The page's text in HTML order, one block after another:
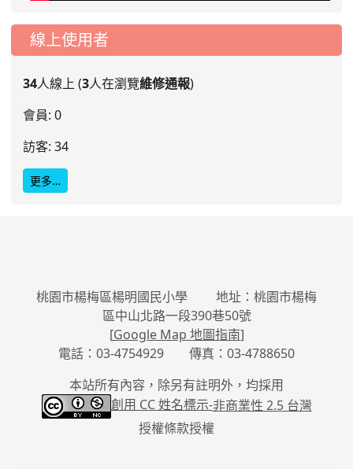
線上使用者
34人線上 (3人在瀏覽維修通報)
會員: 0
訪客: 34
更多…
桃園市楊梅區楊明國民小學 地址：桃園市楊梅
區中山北路一段390巷50號
[Google Map 地圖指南]
電話：03-4754929 傳真：03-4788650
本站所有內容，除另有註明外，均採用
創用 CC 姓名標示-非商業性 2.5 台灣
授權條款授權